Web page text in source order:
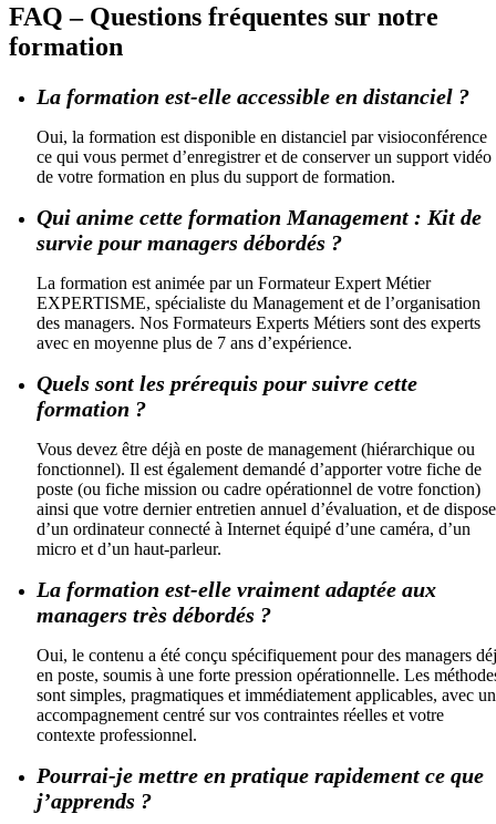
FAQ – Questions fréquentes sur notre
formation
La formation est-elle accessible en distanciel ?
Oui, la formation est disponible en distanciel par visioconférence
ce qui vous permet d’enregistrer et de conserver un support vidéo
de votre formation en plus du support de formation.
Qui anime cette formation Management : Kit de
survie pour managers débordés ?
La formation est animée par un Formateur Expert Métier
EXPERTISME, spécialiste du Management et de l’organisation
des managers. Nos Formateurs Experts Métiers sont des experts
avec en moyenne plus de 7 ans d’expérience.
Quels sont les prérequis pour suivre cette
formation ?
Vous devez être déjà en poste de management (hiérarchique ou
fonctionnel). Il est également demandé d’apporter votre fiche de
poste (ou fiche mission ou cadre opérationnel de votre fonction)
ainsi que votre dernier entretien annuel d’évaluation, et de
d’un ordinateur connecté à Internet équipé d’une caméra, d’un
micro et d’un haut-parleur.
La formation est-elle vraiment adaptée aux
managers très débordés ?
Oui, le contenu a été conçu spécifiquement pour des managers
en poste, soumis à une forte pression opérationnelle. Les
sont simples, pragmatiques et immédiatement applicables, avec un
accompagnement centré sur vos contraintes réelles et votre
contexte professionnel.
Pourrai-je mettre en pratique rapidement ce que
j’apprends ?